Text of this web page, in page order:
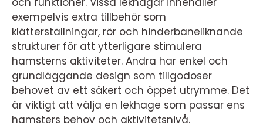
exempelvis extra tillbehör som
klätterställningar, rör och hinderbaneliknande
strukturer för att ytterligare stimulera
hamsterns aktiviteter. Andra har enkel och
grundläggande design som tillgodoser
behovet av ett säkert och öppet utrymme. Det
är viktigt att välja en lekhage som passar ens
hamsters behov och aktivitetsnivå.